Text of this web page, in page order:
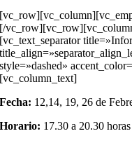
[/
[vc_text_separator
style=»dashed»
[vc_column_text]
Fecha: 12,14, 19, 26 de
Horario: 17.30 a 20.30 horas